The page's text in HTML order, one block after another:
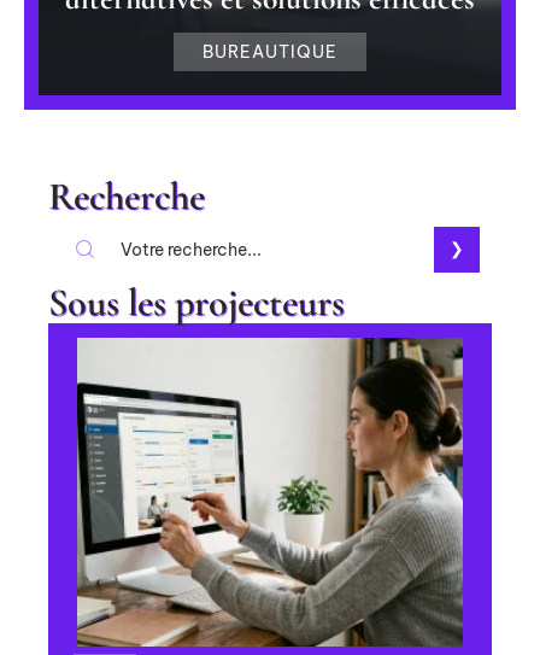
BUREAUTIQUE
Recherche
Sous les projecteurs